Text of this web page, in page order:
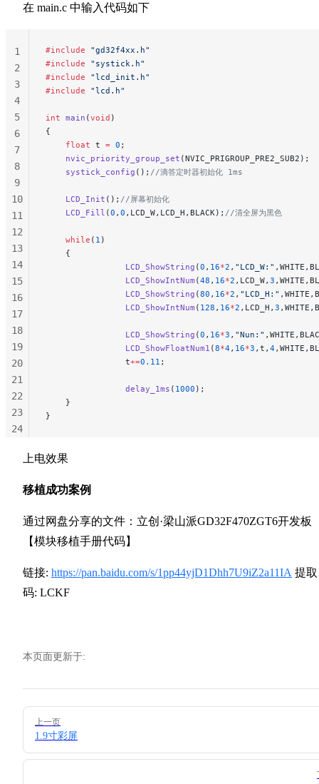
在 main.c 中输入代码如下
#include "gd32f4xx.h"
#include "systick.h"
#include "lcd_init.h"
#include "lcd.h"
int main (void )
{
    float
t = 0 ;
    nvic_priority_group_set
(NVIC_PRIGROUP_PRE2_SUB2);
    systick_config
(); //滴答定时器初始化 1ms
    LCD_Init
(); //屏幕初始化
    LCD_Fill
(0 , 0 ,LCD_W,LCD_H,BLACK); //清全屏为黑色
    while
( 1 )
    {
                LCD_ShowString
(0 , 16*2 , "LCD_W:"
                LCD_ShowIntNum
(48 , 16*2 ,LCD_W, 3
                LCD_ShowString
(80 , 16*2 , "LCD_H:"
                LCD_ShowIntNum
( 128 , 16*2 ,LCD_H, 3
                LCD_ShowString
(0 , 16*3 , "Nun:"
                LCD_ShowFloatNum1
(8*4, 16*3 ,t, 4
                t
+=0.11 ;
                delay_1ms
( 1000 );
    }
}
1
2
3
4
5
6
7
8
9
10
11
12
13
14
15
16
17
18
19
20
21
22
23
24
上电效果
移植成功案例
通过网盘分享的文件：立创·梁山派GD32F470ZGT6开发板
【模块移植手册代码】
链接: https://pan.baidu.com/s/1pp44yjD1Dhh7U9iZ2a11IA 提取
码: LCKF
本页面更新于:
Pager
上一页
1.9寸彩屏